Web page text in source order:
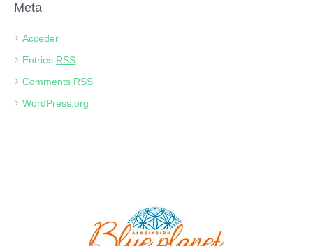
Meta
Acceder
Entries RSS
Comments RSS
WordPress.org